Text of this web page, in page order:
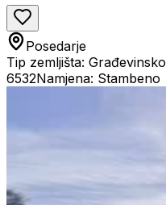
Posedarje
Tip zemljišta: Građevinsko
6532Namjena: Stambeno